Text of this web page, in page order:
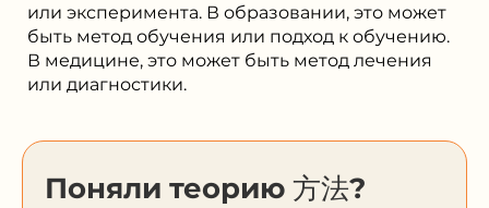
или эксперимента. В образовании, это может
быть метод обучения или подход к обучению.
В медицине, это может быть метод лечения
или диагностики.
Поняли теорию 方法?